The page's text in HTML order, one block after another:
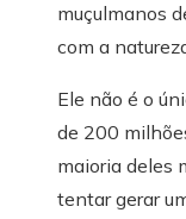
muçulmanos
com a
Ele não é o
de 200
maioria deles
tentar gerar